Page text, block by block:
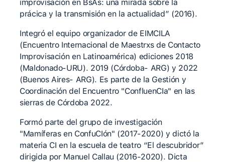
improvisación en BsAs: una mirada sobre la
prácica y la transmisión en la actualidad” (2016).
Integró el equipo organizador de EIMCILA
(Encuentro Internacional de Maestrxs de Contacto
Improvisación en Latinoamérica) ediciones 2018
(Maldonado-URU). 2019 (Córdoba- ARG) y 2022
(Buenos Aires- ARG). Es parte de la Gestión y
Coordinación del Encuentro "ConfluenCIa" en las
sierras de Córdoba 2022.
Formó parte del grupo de investigación
"Mamíferas en ConfuCIón" (2017-2020) y dictó la
materia CI en la escuela de teatro “El descubridor”
dirigida por Manuel Callau (2016-2020). Dicta